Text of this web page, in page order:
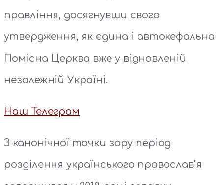
правління, досягнувши свого
утвердження, як єдина і автокефальна
Помісна Церква вже у відновленій
незалежній Україні.
Наш Телеграм
З канонічної точки зору період
розділення українського православ’я